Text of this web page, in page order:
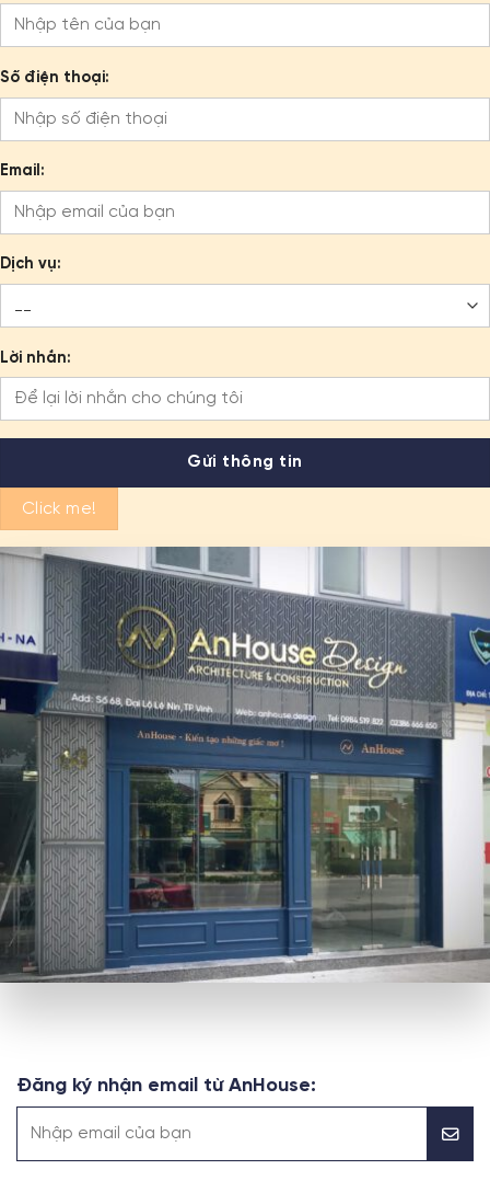
Số điện thoại:
Email:
Dịch vụ:
Lời nhắn:
Click me!
Đăng ký nhận email từ AnHouse: